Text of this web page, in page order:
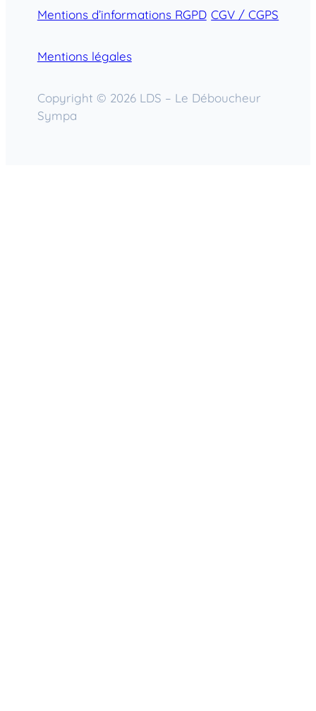
Mentions d’informations RGPD CGV / CGPS
Mentions légales
Copyright © 2026 LDS – Le Déboucheur
Sympa